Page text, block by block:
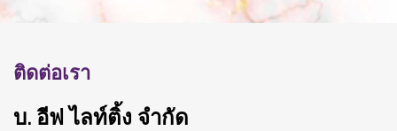
ติดต่อเรา
บ. อีฟ ไลท์ติ้ง จำกัด